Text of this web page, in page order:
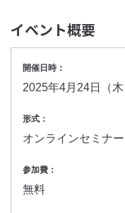
イベント概要
開催日時：
2025年4月24日（
形式：
オンラインセミナー
参加費：
無料